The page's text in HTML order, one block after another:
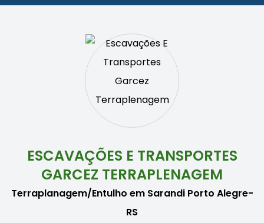
ESCAVAÇÕES E TRANSPORTES
GARCEZ TERRAPLENAGEM
Terraplanagem/Entulho em Sarandi Porto Alegre-
RS